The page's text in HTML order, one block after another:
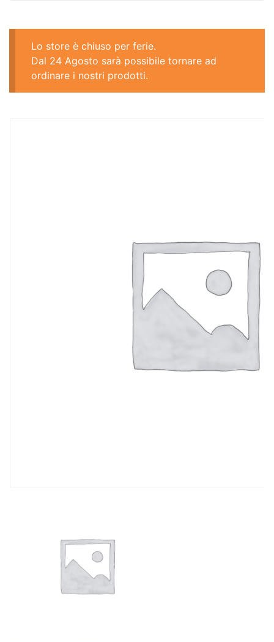
Lo store è chiuso per ferie.
Dal 24 Agosto sarà possibile tornare ad
ordinare i nostri prodotti.